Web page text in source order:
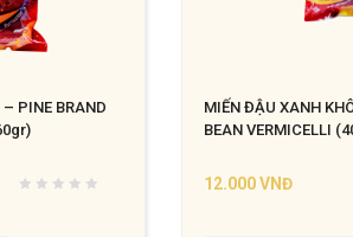
PINE BRAND
MIẾN ĐẬU XANH
BEAN VERMICELLI
12.000VNĐ